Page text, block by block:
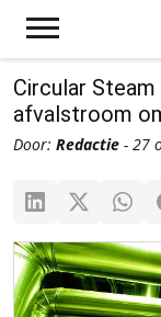
Circular
afvalstroom
Door: Redactie - 27